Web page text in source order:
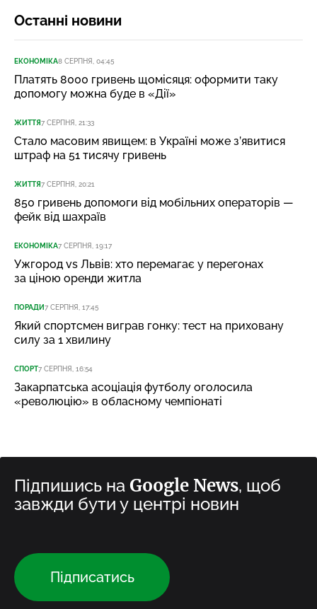
Останні новини
ЕКОНОМІКА8 СЕРПНЯ, 04:45
Платять 8000 гривень щомісяця: оформити таку
допомогу можна буде в «Дії»
ЖИТТЯ7 СЕРПНЯ, 21:33
Стало масовим явищем: в Україні може з’явитися
штраф на 51 тисячу гривень
ЖИТТЯ7 СЕРПНЯ, 20:21
850 гривень допомоги від мобільних операторів —
фейк від шахраїв
ЕКОНОМІКА7 СЕРПНЯ, 19:17
Ужгород vs Львів: хто перемагає у перегонах
за ціною оренди житла
ПОРАДИ7 СЕРПНЯ, 17:45
Який спортсмен виграв гонку: тест на приховану
силу за 1 хвилину
СПОРТ7 СЕРПНЯ, 16:54
Закарпатська асоціація футболу оголосила
«революцію» в обласному чемпіонаті
Підпишись на Google News, щоб
завжди бути у центрі новин
Підписатись